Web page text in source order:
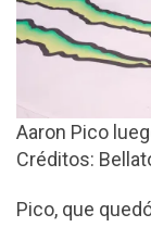
Aaron Pico
Créditos:
Pico, que